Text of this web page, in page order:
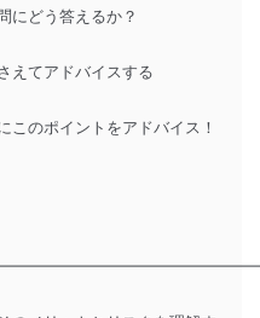
にどう答えるか？
えてアドバイスする
このポイントをアドバイス！